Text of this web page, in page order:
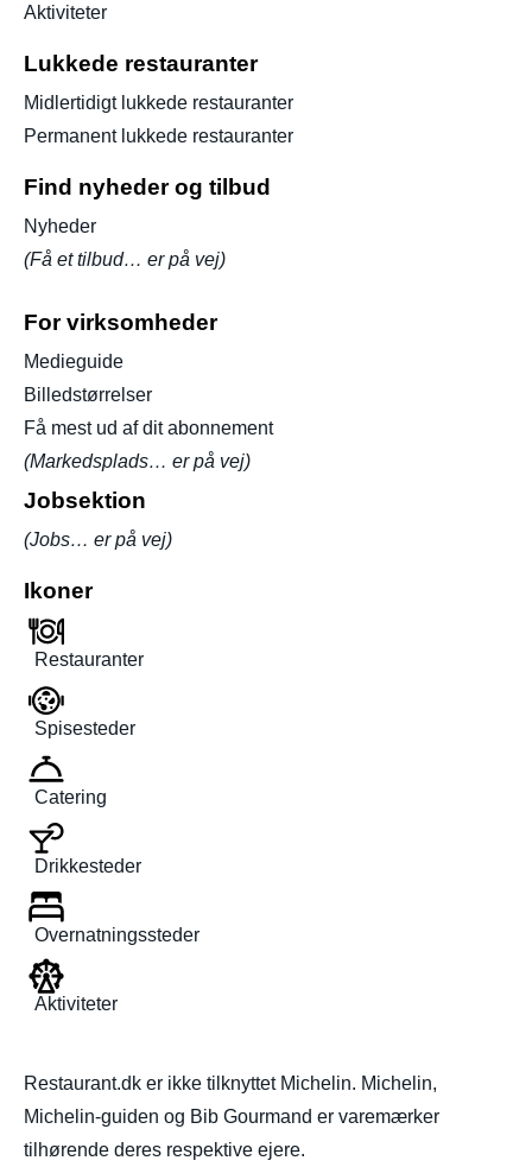
Aktiviteter
Lukkede restauranter
Midlertidigt lukkede restauranter
Permanent lukkede restauranter
Find nyheder og tilbud
Nyheder
(Få et tilbud… er på vej)
For virksomheder
Medieguide
Billedstørrelser
Få mest ud af dit abonnement
(Markedsplads… er på vej)
Jobsektion
(Jobs… er på vej)
Ikoner
Restauranter
Spisesteder
Catering
Drikkesteder
Overnatningssteder
Aktiviteter
Restaurant.dk er ikke tilknyttet Michelin. Michelin,
Michelin-guiden og Bib Gourmand er varemærker
tilhørende deres respektive ejere.